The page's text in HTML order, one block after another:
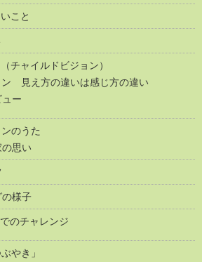
こと
チャイルドビジョン）
ン 見え方の違いは感じ方の違い
ー
のうた
思い
の様子
のチャレンジ
やき」